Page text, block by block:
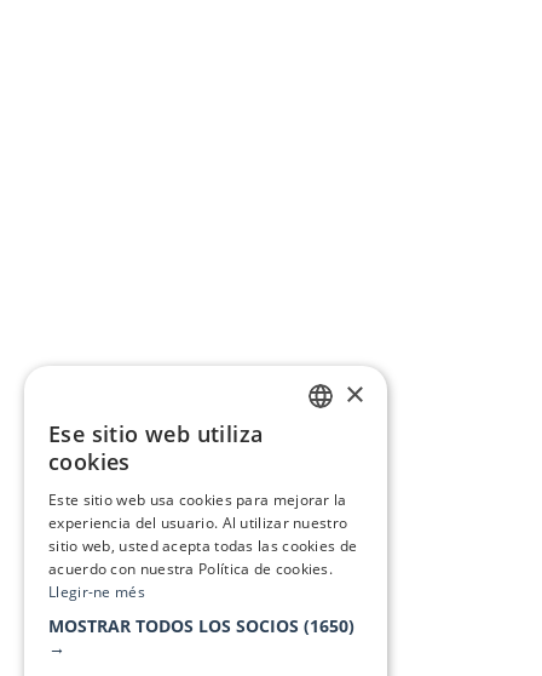
×
Ese sitio web utiliza
cookies
Este sitio web usa cookies para mejorar la
experiencia del usuario. Al utilizar nuestro
sitio web, usted acepta todas las cookies de
acuerdo con nuestra Política de cookies.
Llegir-ne més
MOSTRAR TODOS LOS SOCIOS (1650)
→